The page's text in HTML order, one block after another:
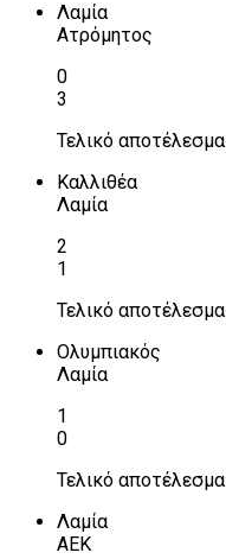
Λαμία
Ατρόμητος
0
3
Τελικό αποτέλεσμα
Καλλιθέα
Λαμία
2
1
Τελικό αποτέλεσμα
Ολυμπιακός
Λαμία
1
0
Τελικό αποτέλεσμα
Λαμία
ΑΕΚ